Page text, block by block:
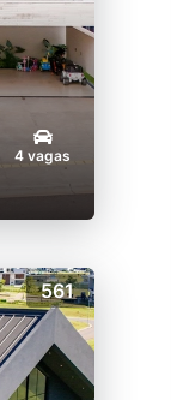
4 vagas
561